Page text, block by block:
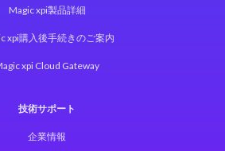
Magic xpi製品詳細
xpi購入後手続きのご案内
xpi Cloud Gateway
技術サポート
企業情報